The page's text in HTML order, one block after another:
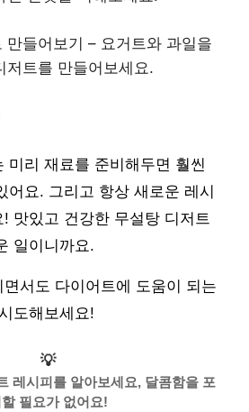
만들어보기 – 요거트와 과일을
저트를 만들어보세요.
미리 재료를 준비해두면 훨씬
어요. 그리고 항상 새로운 레시
맛있고 건강한 무설탕 디저트
일이니까요.
서도 다이어트에 도움이 되는
도해보세요!
💡
레시피를 알아보세요, 달콤함을 포
할 필요가 없어요!